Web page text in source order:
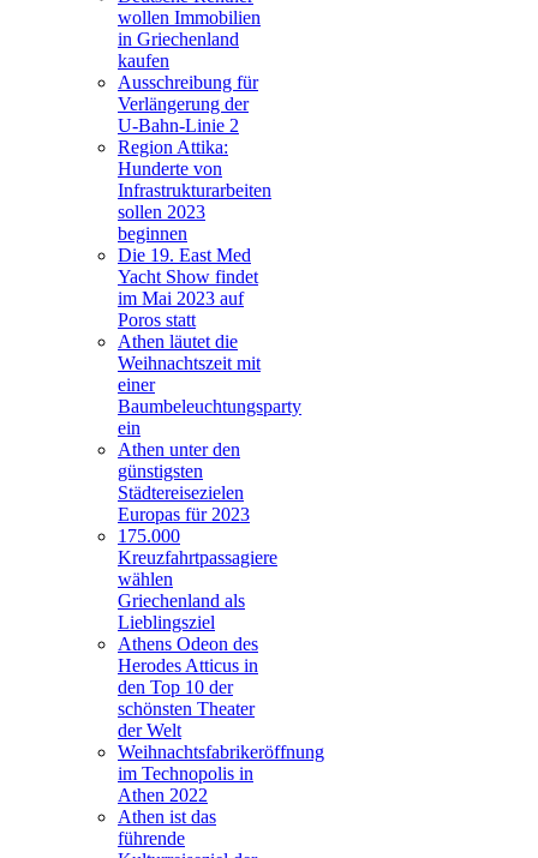
wollen Immobilien
in Griechenland
kaufen
Ausschreibung für
Verlängerung der
U-Bahn-Linie 2
Region Attika:
Hunderte von
Infrastrukturarbeiten
sollen 2023
beginnen
Die 19. East Med
Yacht Show findet
im Mai 2023 auf
Poros statt
Athen läutet die
Weihnachtszeit mit
einer
Baumbeleuchtungsparty
ein
Athen unter den
günstigsten
Städtereisezielen
Europas für 2023
175.000
Kreuzfahrtpassagiere
wählen
Griechenland als
Lieblingsziel
Athens Odeon des
Herodes Atticus in
den Top 10 der
schönsten Theater
der Welt
Weihnachtsfabrikeröffnung
im Technopolis in
Athen 2022
Athen ist das
führende